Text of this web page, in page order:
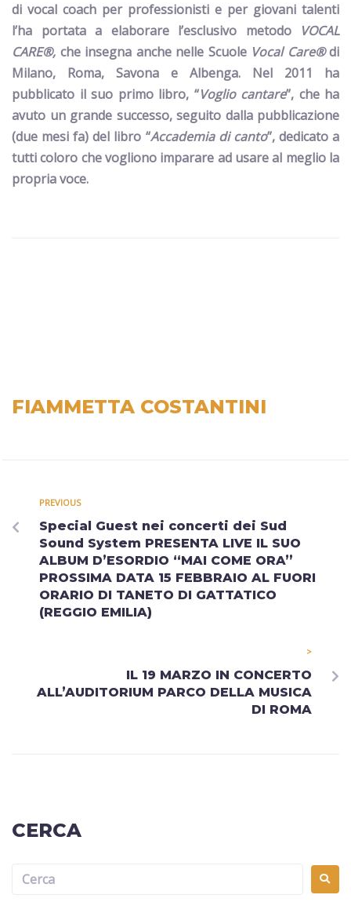
di vocal coach per professionisti e per giovani talenti
l’ha portata a elaborare l’esclusivo metodo
VOCAL
CARE®, che insegna anche nelle Scuole Vocal Care® di
Milano, Roma, Savona e Albenga.
Nel 2011 ha
pubblicato il suo primo libro, “Voglio cantare”, che ha
avuto un grande successo, seguito dalla pubblicazione
(due mesi fa) del libro “Accademia di canto”, dedicato a
tutticoloro che vogliono imparare ad usare al meglio la
propria voce.
FIAMMETTA COSTANTINI
PREVIOUS
Special Guest nei concerti dei Sud
Sound System PRESENTA LIVE IL SUO
ALBUM D’ESORDIO “MAI COME ORA”
PROSSIMA DATA 15 FEBBRAIO AL FUORI
ORARIO DI TANETO DI GATTATICO
(REGGIO EMILIA)
>
IL 19 MARZO IN CONCERTO
ALL’AUDITORIUM PARCO DELLA MUSICA
DI ROMA
CERCA